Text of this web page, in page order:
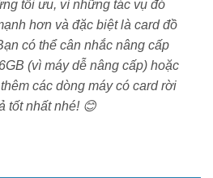
đa điểm và thao tác chính xác.
phóng to hoặc chuyển cửa sổ
cần dùng chuột ngoài.
Sẵn sàng cho mọi thiết bị
tối ưu, vì những tác vụ đó
hơn và đặc biệt là card đồ
có thể cân nhắc nâng cấp
(vì máy dễ nâng cấp) hoặc
các dòng máy có card rời
tốt nhất nhé! 😊